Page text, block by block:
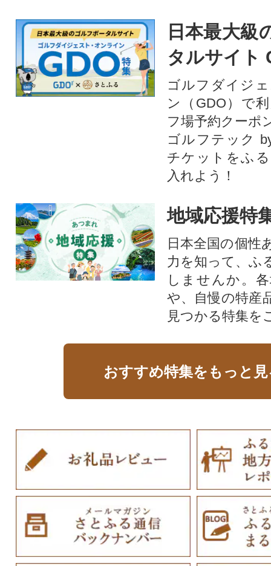
日本最大級
タルサイト
ゴルフダイジ
ン（GDO）で
フ場予約クーポ
ゴルフテック
チケットをふ
入れよう！
地域応援特
日本全国の個性
力を知って、ふ
しませんか。
や、自慢の特産
見つかる特集を
おすすめ特集をもっと